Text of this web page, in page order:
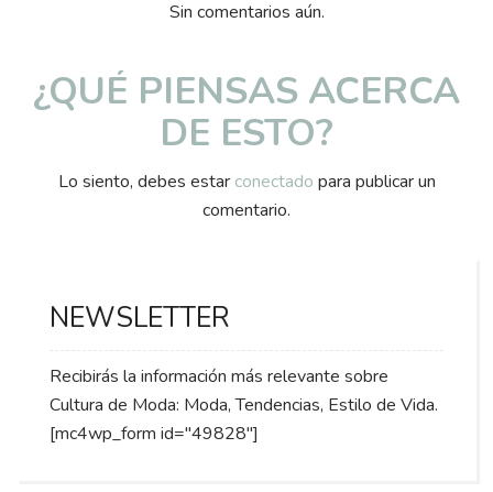
Sin comentarios aún.
¿QUÉ PIENSAS ACERCA
DE ESTO?
Lo siento, debes estar conectado para publicar un
comentario.
NEWSLETTER
Recibirás la información más relevante sobre
Cultura de Moda: Moda, Tendencias, Estilo de Vida.
[mc4wp_form id="49828"]